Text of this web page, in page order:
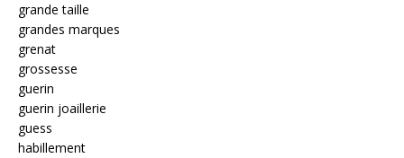
grande taille
grandes marques
grenat
grossesse
guerin
guerin joaillerie
guess
habillement